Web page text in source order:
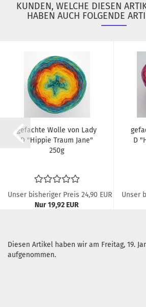
KUNDEN, WELCHE DIESEN
HABEN AUCH FOLGENDE
gefachte Wolle von Lady
D "Hippie Traum Jane"
250g
Unser bisheriger Preis 24,90 EUR
Nur 19,92 EUR
D
Unser
Diesen Artikel haben wir am Freitag, 19.
aufgenommen.